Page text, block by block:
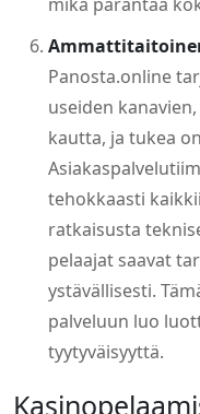
Panosta.online
useiden
kautta, ja tukea
tehokkaasti
ratkaisusta
pelaajat saavat
ystävällisesti.
palveluun luo
tyytyväisyyttä.